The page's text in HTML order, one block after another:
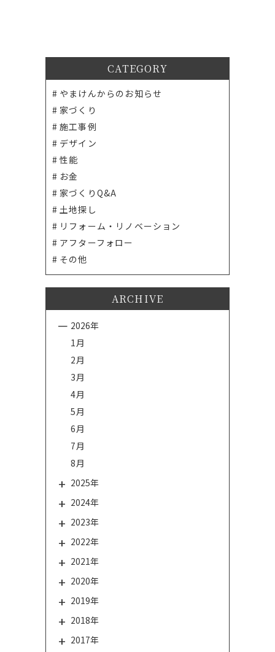
CATEGORY
やまけんからのお知らせ
家づくり
施工事例
デザイン
性能
お金
家づくりQ&A
土地探し
リフォーム・リノベーション
アフターフォロー
その他
ARCHIVE
2026年
1月
2月
3月
4月
5月
6月
7月
8月
2025年
2024年
2023年
2022年
2021年
2020年
2019年
2018年
2017年